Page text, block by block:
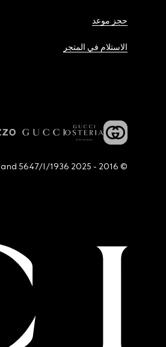
حجز موعد
الاستلام في المتجر
© 2016 - 2025 Guccio Gucci S.p.A. - All rights reserved. SIAE LICENCE # 2294/I/1936 and 5647/I/1936